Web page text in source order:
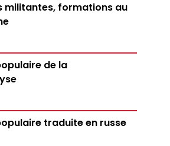
militantes, formations au
de la
traduite en russe